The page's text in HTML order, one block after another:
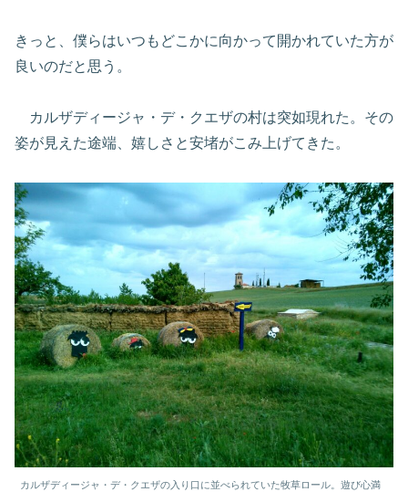
きっと、僕らはいつもどこかに向かって開かれていた方が
良いのだと思う。
カルザディージャ・デ・クエザの村は突如現れた。その
姿が見えた途端、嬉しさと安堵がこみ上げてきた。
カルザディージャ・デ・クエザの入り口に並べられていた牧草ロール。遊び心満